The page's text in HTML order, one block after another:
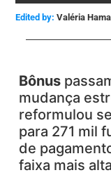
Edited by: Valéria
Bônus
mudança
reformulou
para 271 mil
de
faixa mais